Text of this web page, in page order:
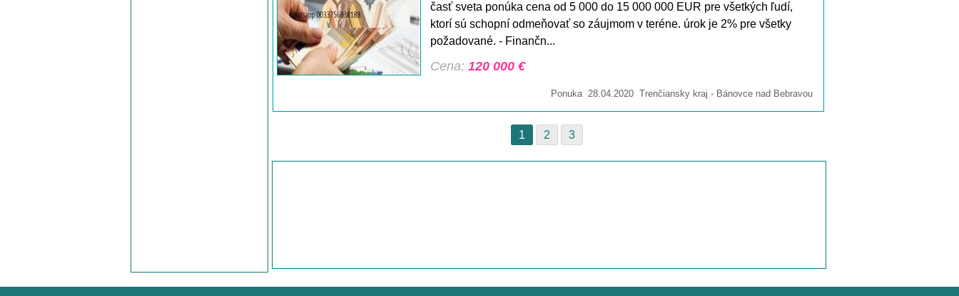
časť sveta ponúka cena od 5 000 do 15 000 000 EUR pre všetkých ľudí,
ktorí sú schopní odmeňovať so záujmom v teréne. úrok je 2% pre všetky
požadované. - Finančn...
Cena: 120 000 €
Ponuka 28.04.2020 Trenčiansky kraj - Bánovce nad Bebravou
1 2 3